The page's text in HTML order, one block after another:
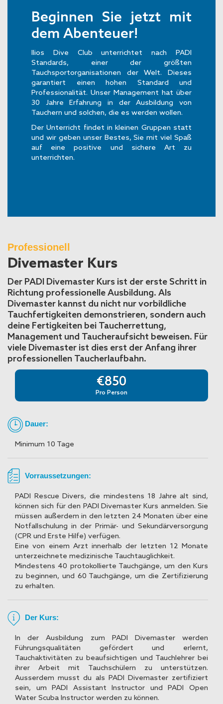
Beginnen Sie jetzt mit
dem Abenteuer!
Ilios Dive Club unterrichtet nach PADI
Standards, einer der größten
Tauchsportorganisationen der Welt. Dieses
garantiert einen hohen Standard und
Professionalität. Unser Management hat über
30 Jahre Erfahrung in der Ausbildung von
Tauchern und solchen, die es werden wollen.
Der Unterricht findet in kleinen Gruppen statt
und wir geben unser Bestes, Sie mit viel Spaß
auf eine positive und sichere Art zu
unterrichten.
Professionell
Divemaster Kurs
Der PADI Divemaster Kurs ist der erste Schritt in
Richtung professionelle Ausbildung. Als
Divemaster kannst du nicht nur vorbildliche
Tauchfertigkeiten demonstrieren, sondern auch
deine Fertigkeiten bei Taucherrettung,
Management und Taucheraufsicht beweisen. Für
viele Divemaster ist dies erst der Anfang ihrer
professionellen Taucherlaufbahn.
€850
Pro Person
Dauer:
Minimum 10 Tage
Vorraussetzungen:
PADI Rescue Divers, die mindestens 18 Jahre alt sind,
können sich für den PADI Divemaster Kurs anmelden. Sie
müssen außerdem in den letzten 24 Monaten über eine
Notfallschulung in der Primär- und Sekundärversorgung
(CPR und Erste Hilfe) verfügen.
Eine von einem Arzt innerhalb der letzten 12 Monate
unterzeichnete medizinische Tauchtauglichkeit.
Mindestens 40 protokollierte Tauchgänge, um den Kurs
zu beginnen, und 60 Tauchgänge, um die Zertifizierung
zu erhalten.
Der Kurs:
In der Ausbildung zum PADI Divemaster werden
Führungsqualitäten gefördert und erlernt,
Tauchaktivitäten zu beaufsichtigen und Tauchlehrer bei
ihrer Arbeit mit Tauchschülern zu unterstützen.
Ausserdem musst du als PADI Divemaster zertifiziert
sein, um PADI Assistant Instructor und PADI Open
Water Scuba Instructor werden zu können.